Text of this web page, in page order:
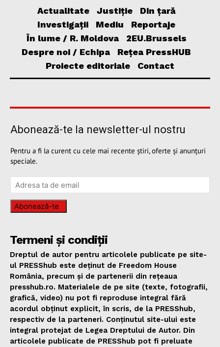
Actualitate Justiție
Din țară
Investigații
Mediu
Reportaje
În lume / R. Moldova
2EU.Brussels
Despre noi / Echipa
Rețea PressHUB
Proiecte editoriale
Contact
Abonează-te la newsletter-ul nostru
Pentru a fi la curent cu cele mai recente știri, oferte și anunțuri
speciale.
Abonează-te
Termeni și condiții
Dreptul de autor pentru articolele publicate pe site-
ul PRESShub este deținut de Freedom House
România, precum și de partenerii din rețeaua
presshub.ro. Materialele de pe site (texte, fotografii,
grafică, video) nu pot fi reproduse integral fără
acordul obținut explicit, în scris, de la PRESShub,
respectiv de la parteneri. Conținutul site-ului este
integral protejat de Legea Dreptului de Autor. Din
articolele publicate de PRESShub pot fi preluate